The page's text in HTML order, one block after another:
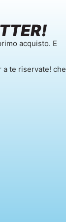
acquisto. E
te riservate! che